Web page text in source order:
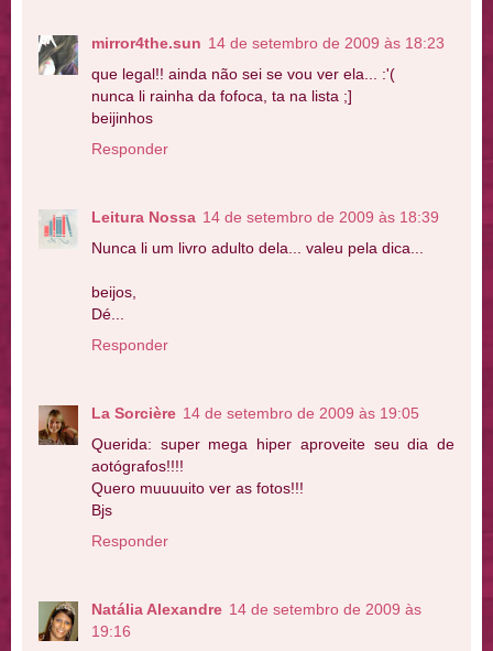
mirror4the.sun 14 de setembro de 2009 às 18:23
que legal!! ainda não sei se vou ver ela... :'(
nunca li rainha da fofoca, ta na lista ;]
beijinhos
Responder
Leitura Nossa 14 de setembro de 2009 às 18:39
Nunca li um livro adulto dela... valeu pela dica...
beijos,
Dé...
Responder
La Sorcière 14 de setembro de 2009 às 19:05
Querida: super mega hiper aproveite seu dia de
aotógrafos!!!!
Quero muuuuito ver as fotos!!!
Bjs
Responder
Natália Alexandre 14 de setembro de 2009 às
19:16